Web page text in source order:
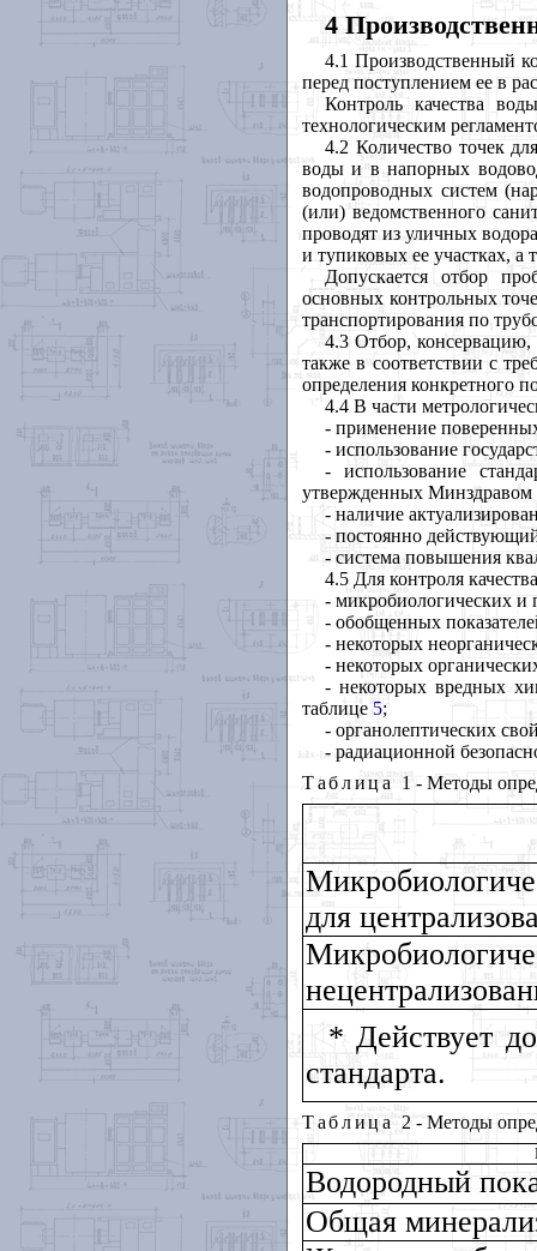
4
4.1 Производственный
перед поступлением ее в
Контроль качества
технологическим
4.2 Количество точек
воды и в напорных
водопроводных систем
(или) ведомственного
проводят из уличных
и тупиковых ее участках, а
Допускается отбор
основных контрольных
транспортирования по
4.3 Отбор,
также в соответствии с
определения конкретного
4.4 В части
- применение
- использование
- использование
утвержденных Минздравом
- наличие
- постоянно
- система повышения
4.5 Для контроля
- микробиологических и
- обобщенных
- некоторых
- некоторых
- некоторых вредных
таблице 5;
- органолептических
- радиационной
Таблица 1 - Методы
для
* Действует
стандарта.
Таблица2 - Методы
Водородный
Общая